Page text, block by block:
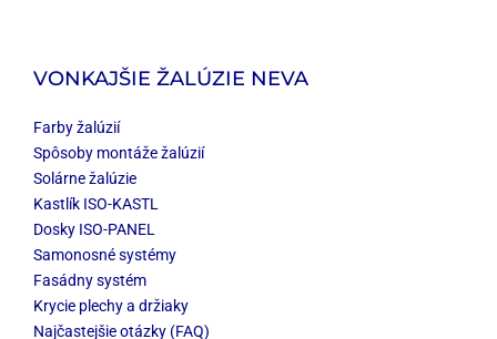
VONKAJŠIE ŽALÚZIE NEVA
Farby žalúzií
Spôsoby montáže žalúzií
Solárne žalúzie
Kastlík ISO-KASTL
Dosky ISO-PANEL
Samonosné systémy
Fasádny systém
Krycie plechy a držiaky
Najčastejšie otázky (FAQ)